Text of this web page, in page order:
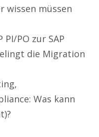
wissen müssen
PI/PO zur SAP
die Migration
Was kann